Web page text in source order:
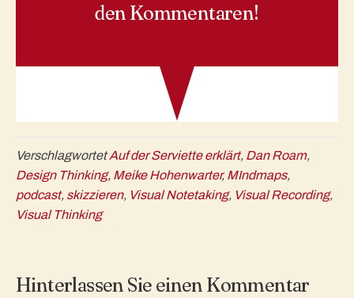
den Kommentaren!
VerschlagwortetAuf der Serviette erklärt, Dan Roam,
Design Thinking, Meike Hohenwarter, MIndmaps,
podcast, skizzieren, Visual Notetaking, Visual Recording,
Visual Thinking
Hinterlassen Sie einen Kommentar